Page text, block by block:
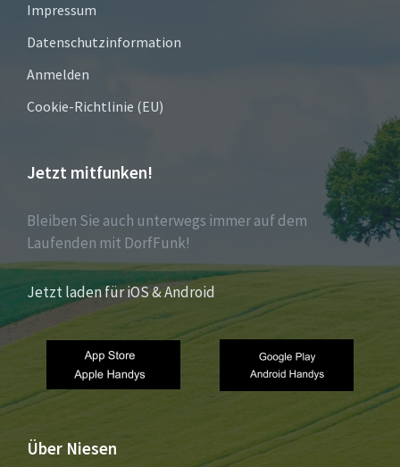
Impressum
Datenschutzinformation
Anmelden
Cookie-Richtlinie (EU)
Jetzt mitfunken!
Bleiben Sie auch unterwegs immer auf dem
Laufenden mit DorfFunk!
Jetzt laden für iOS & Android
Über Niesen